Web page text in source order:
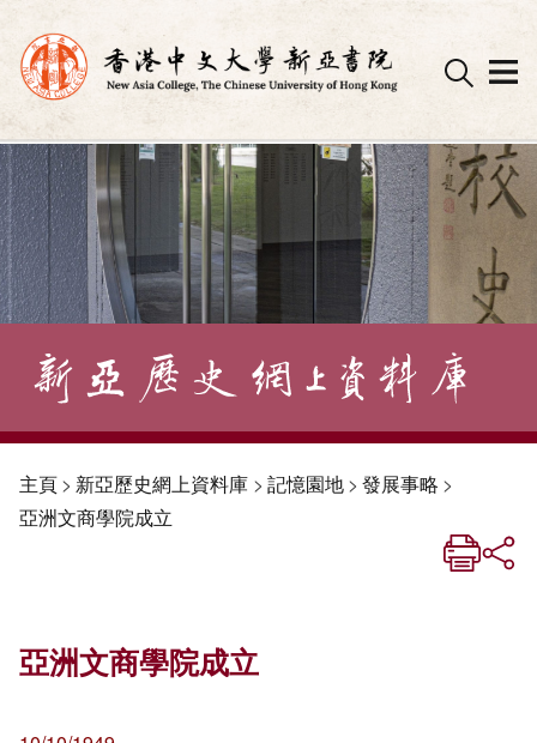
Skip
to
content
主頁> 新亞歷史網上資料庫 > 記憶園地> 發展事略 >
亞洲文商學院成立
亞洲文商學院成立